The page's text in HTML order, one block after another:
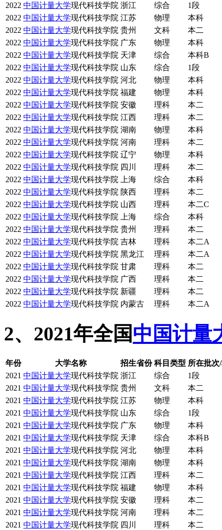
2022 中国计量大学现代科技学院 浙江 综合
1段
2022 中国计量大学现代科技学院 江苏 物理
本科
2022 中国计量大学现代科技学院 贵州 文科
本二
2022 中国计量大学现代科技学院 广东 物理
本科
2022 中国计量大学现代科技学院 天津 综合
本科B
2022 中国计量大学现代科技学院 山东 综合
1段
2022 中国计量大学现代科技学院 河北 物理
本科
2022 中国计量大学现代科技学院 福建 物理
本科
2022 中国计量大学现代科技学院 安徽 理科
本二
2022 中国计量大学现代科技学院 江西 理科
本二
2022 中国计量大学现代科技学院 湖南 物理
本科
2022 中国计量大学现代科技学院 河南 理科
本二
2022 中国计量大学现代科技学院 辽宁 物理
本科
2022 中国计量大学现代科技学院 四川 理科
本二
2022 中国计量大学现代科技学院 上海 综合
本科
2022 中国计量大学现代科技学院 陕西 理科
本二
2022 中国计量大学现代科技学院 山西 理科
本二C
2022 中国计量大学现代科技学院 上海 综合
本科
2022 中国计量大学现代科技学院 贵州 理科
本二
2022 中国计量大学现代科技学院 吉林 理科
本二A
2022 中国计量大学现代科技学院 黑龙江 理科
本二A
2022 中国计量大学现代科技学院 甘肃 理科
本二
2022 中国计量大学现代科技学院 广西 理科
本二
2022 中国计量大学现代科技学院 新疆 理科
本二
2022 中国计量大学现代科技学院 内蒙古 理科 本二A
2、2021年全国中国计量
年份 大学名称 招生省份 科目类型 所在批次
2021 中国计量大学现代科技学院 浙江 综合
1段
2021 中国计量大学现代科技学院 贵州 文科
本二
2021 中国计量大学现代科技学院 江苏 物理
本科
2021 中国计量大学现代科技学院 山东 综合
1段
2021 中国计量大学现代科技学院 广东 物理
本科
2021 中国计量大学现代科技学院 天津 综合
本科B
2021 中国计量大学现代科技学院 河北 物理
本科
2021 中国计量大学现代科技学院 湖南 物理
本科
2021 中国计量大学现代科技学院 江西 理科
本二
2021 中国计量大学现代科技学院 福建 物理
本科
2021 中国计量大学现代科技学院 安徽 理科
本二
2021 中国计量大学现代科技学院 河南 理科
本二
2021 中国计量大学现代科技学院 四川 理科
本二